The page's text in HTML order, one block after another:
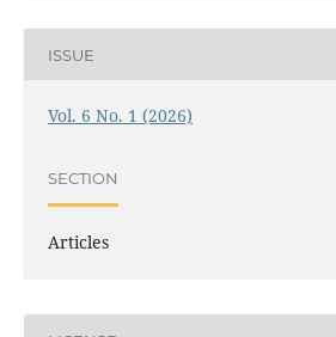
ISSUE
Vol. 6 No. 1 (2026)
SECTION
Articles